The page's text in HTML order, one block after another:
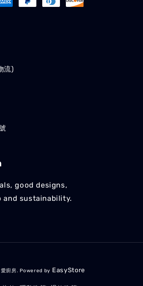
流)
good designs,
and sustainability.
廚房. Powered by EasyStore